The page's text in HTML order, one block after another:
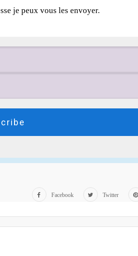
je peux vous les envoyer.
Facebook Twitter